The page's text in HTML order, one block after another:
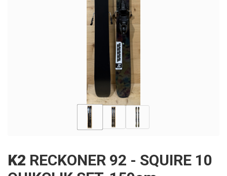
K2 RECKONER 92 - SQUIRE 10